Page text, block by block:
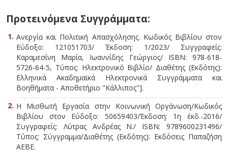
Προτεινόμενα Συγγράμματα:
Ανεργία και Πολιτική Απασχόλησης. Κωδικός Βιβλίου στον
Εύδοξο: 121051703/ Έκδοση: 1/2023/ Συγγραφείς:
Καραμεσίνη Μαρία, Ιωαννίδης Γεώργιος/ ISBN: 978-618-
5726-64-5, Τύπος: Ηλεκτρονικό Βιβλίο/ Διαθέτης (Εκδότης):
Ελληνικά Ακαδημαϊκά Ηλεκτρονικά Συγγράμματα και
Βοηθήματα - Αποθετήριο "Κάλλιπος"].
Η Μισθωτή Εργασία στην Κοινωνική Οργάνωση/Κωδικός
Βιβλίου στον Εύδοξο: 50659403/Έκδοση: 1η έκδ.-2016/
Συγγραφείς: Λύτρας Ανδρέας Ν./ ISBN: 9789600231496/
Τύπος: Σύγγραμμα/Διαθέτης (Εκδότης): Εκδόσεις Παπαζήση
ΑΕΒΕ.